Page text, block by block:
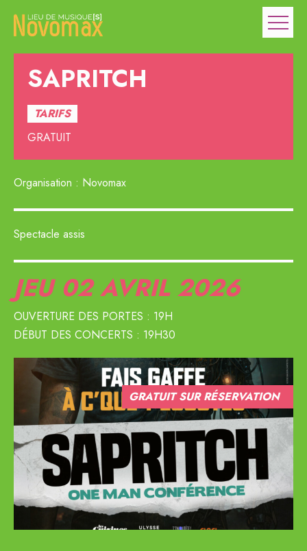
SAPRITCH
TARIFS
GRATUIT
Organisation : Novomax
Spectacle assis
JEU 02AVRIL 2026
OUVERTURE DES PORTES : 19H
DÉBUT DES CONCERTS : 19H30
GRATUIT SUR RÉSERVATION